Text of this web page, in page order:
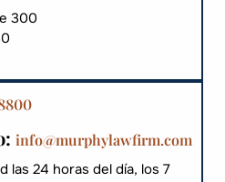
300
info@murphylawfirm.com
las 24 horas del día, los 7